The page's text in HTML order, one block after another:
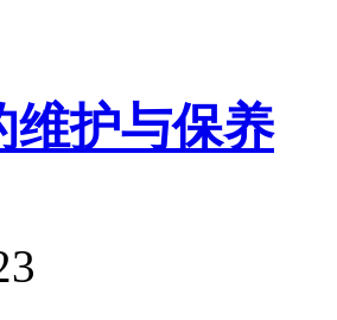
维护与保养